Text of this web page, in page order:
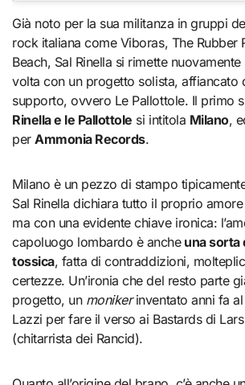
Già noto per la sua militanza in gruppi della scena punk
rock italiana come Viboras, The Rubber
Beach, Sal Rinella si rimette
volta con un progetto solista, affiancato
supporto, ovvero Le Pallottole. Il primo
Rinella e le Pallottole si intitola Milano,
perAmmonia Records.
Milano è un pezzo di stampo
Sal Rinella dichiara tutto il proprio amore
ma con una evidente chiave ironica:
capoluogo lombardo è ancheuna sorta
tossica, fatta di contraddizioni,
certezze. Un’ironia che del resto parte
progetto, un monikerinventato anni fa
Lazzi per fare il verso ai Bastards di
(chitarrista dei Rancid).